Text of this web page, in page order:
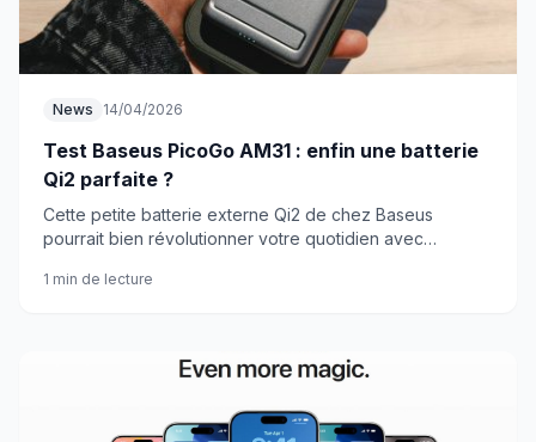
News 14/04/2026
Test Baseus PicoGo AM31 : enfin une batterie
Qi2 parfaite ?
Cette petite batterie externe Qi2 de chez Baseus
pourrait bien révolutionner votre quotidien avec
1 min de lecture